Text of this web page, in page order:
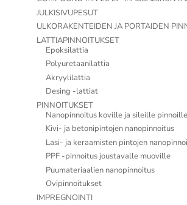
JULKISIVUPESUT
ULKORAKENTEIDEN JA PORTAIDEN
LATTIAPINNOITUKSET
Epoksilattia
Polyuretaanilattia
Akryylilattia
Desing -lattiat
PINNOITUKSET
Nanopinnoitus koville ja sileille pinnoille
Kivi- ja betonipintojen nanopinnoitus
Lasi- ja keraamisten pintojen
PPF -pinnoitus joustavalle muoville
Puumateriaalien nanopinnoitus
Ovipinnoitukset
IMPREGNOINTI